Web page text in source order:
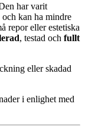
har varit
och kan ha mindre
repor eller estetiska
, testad och fullt
eller skadad
i enlighet med